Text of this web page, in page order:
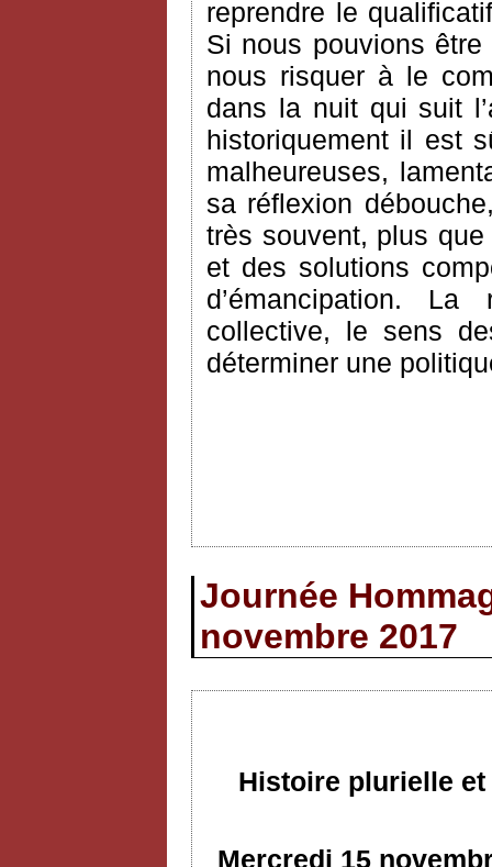
reprendre le
Si nous pouvions
nous risquer à le
dans la nuit qui suit
historiquement il est
malheureuses,
sa réflexion
très souvent, plus
et des solutions
d’émancipation.
collective, le sens
déterminer une
Journée
novembre 2017
Histoire plurielle
Mercredi 15